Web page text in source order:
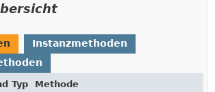
Instanzmethoden
Typ
Methode